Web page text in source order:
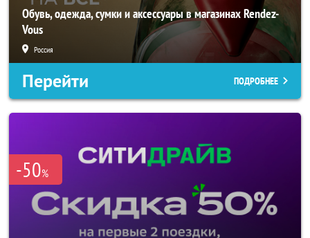
Обувь, одежда, сумки и аксессуары в магазинах Rendez-
Vous
Россия
Перейти ПОДРОБНЕЕ
-50%